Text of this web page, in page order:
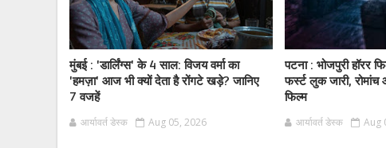
मुंबई : 'डार्लिंग्स' के 4 साल: विजय वर्मा का
'हमज़ा' आज भी क्यों देता है रोंगटे खड़े? जानिए
7 वजहें
आर्यावर्त डेस्क Aug 05, 2026
पटना : भोजपुरी हॉरर
फर्स्ट लुक जारी,
फिल्म
आर्यावर्त डेस्क Aug